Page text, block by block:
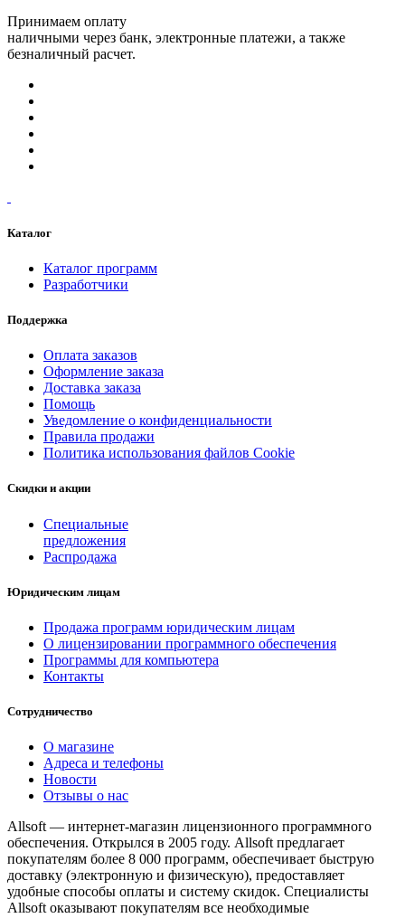
Принимаем оплату
наличными через банк, электронные платежи, а также
безналичный расчет.
Каталог
Каталог программ
Разработчики
Поддержка
Оплата заказов
Оформление заказа
Доставка заказа
Помощь
Уведомление о конфиденциальности
Правила продажи
Политика использования файлов Cookie
Скидки и акции
Специальные
предложения
Распродажа
Юридическим лицам
Продажа программ юридическим лицам
О лицензировании программного обеспечения
Программы для компьютера
Контакты
Сотрудничество
О магазине
Адреса и телефоны
Новости
Отзывы о нас
Allsoft — интернет-магазин лицензионного программного
обеспечения. Открылся в 2005 году. Allsoft предлагает
покупателям более 8 000 программ, обеспечивает быструю
доставку (электронную и физическую), предоставляет
удобные способы оплаты и систему скидок. Специалисты
Allsoft оказывают покупателям все необходимые